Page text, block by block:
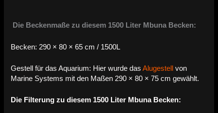
Die Beckenmaße zu diesem 1500 Liter Mbuna Becken:
Becken: 290 × 80 × 65 cm / 1500L
Gestell für das Aquarium: Hier wurde dasAlugestell
von
Marine Systems mit den Maßen 290 × 80 × 75 cm gewählt.
Die Filterung zu diesem 1500 Liter Mbuna Becken: